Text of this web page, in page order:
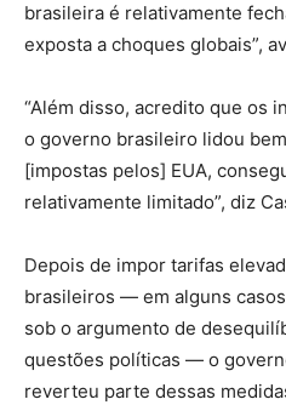
brasileira é relativamente
exposta a choques globais”,
“Além disso, acredito que os
o governo brasileiro lidou
[impostas pelos] EUA,
relativamente limitado”, diz
Depois de impor tarifas
brasileiros — em alguns
sob o argumento de
questões políticas — o
reverteu parte dessas